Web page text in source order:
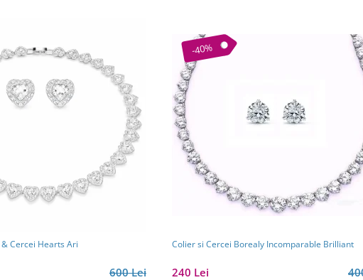
Cercei Hearts Ari
600 Lei
-40%
Colier si Cercei Borealy Incomparable Brilliant
240 Lei